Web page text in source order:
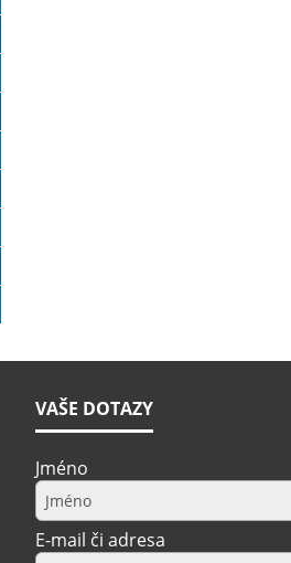
VAŠE DOTAZY
Jméno
E-mail či adresa